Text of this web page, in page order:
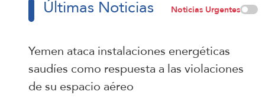
Últimas Noticias Noticias Urgentes
Yemen ataca instalaciones energéticas
saudíes como respuesta a las violaciones
de su espacio aéreo